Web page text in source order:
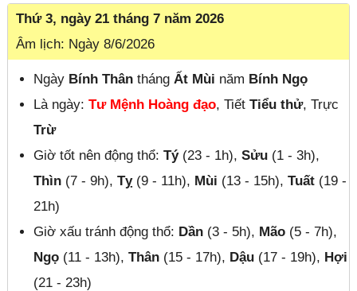
Thứ 3, ngày 21 tháng 7 năm 2026
Âm lịch: Ngày 8/6/2026
Ngày Bính Thân tháng Ất Mùi năm Bính Ngọ
Là ngày:Tư Mệnh Hoàng đạo, TiếtTiểu thử, Trực
Trừ
Giờ tốt nên động thổ:Tý(23 - 1h),Sửu (1 - 3h),
Thìn (7 - 9h),Tỵ(9 - 11h), Mùi (13 - 15h),Tuất (19 -
21h)
Giờ xấu tránh động thổ: Dần (3 - 5h), Mão (5 - 7h),
Ngọ (11 - 13h),Thân (15 - 17h), Dậu (17 - 19h), Hợi
(21 - 23h)